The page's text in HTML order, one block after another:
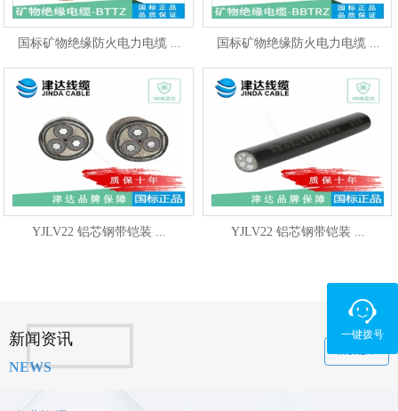
国标矿物绝缘防火电力电缆 ... 国标矿物绝缘防火电力电缆 ...
YJLV22 铝芯钢带铠装 ... YJLV22 铝芯钢带铠装 ...
新闻资讯
NEWS
MORE>>
一键拨号